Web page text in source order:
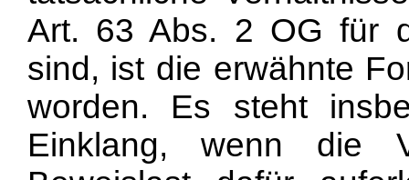
Art. 63 Abs. 2 OG für
sind, ist die erwähnte
worden. Es steht
Einklang, wenn die